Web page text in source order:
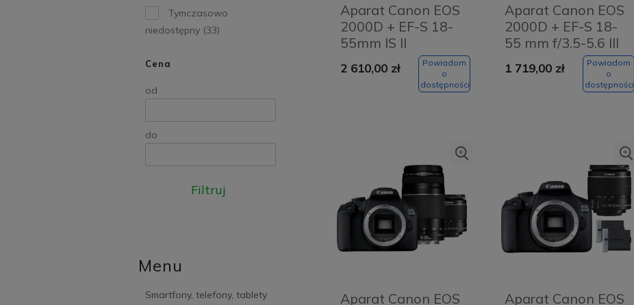
Tymczasowo
niedostępny (33)
Cena
od
do
Filtruj
Menu
Smartfony, telefony, tablety
Aparat Canon EOS
2000D + EF-S 18-
55mm IS II
2 610,00 zł
Powiadom
o
dostępności
Aparat Canon EOS
2000D + EF-S 18-
55 mm f/3.5-5.6 III
1 719,00 zł
Powiadom
o
dostępności
Aparat Canon EOS
Aparat Canon EOS